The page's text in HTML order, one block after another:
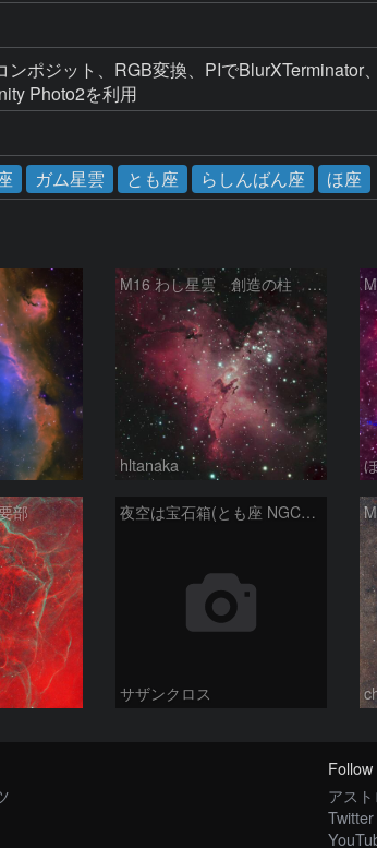
ポジット、RGB変換、PIでBlurXTerminator
Photo2を利用
ガム星雲 とも座 らしんばん座 ほ座
M16 わし星雲 創造の柱 へび座
hltanaka
部 夜空は宝石箱(とも座 NGC2438) Seestar50
サザンクロス
Follow
アス
Twitter